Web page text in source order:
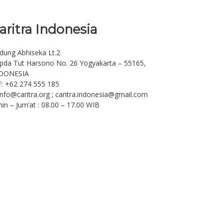
Indonesia
Abhiseka Lt.2
Tut Harsono No. 26 Yogyakarta – 55165,
+62 274 555 185
; caritra.indonesia@gmail.com
– Jum’at : 08.00 – 17.00 WIB